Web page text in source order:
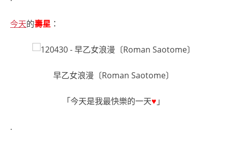
今天的壽星 ：
早乙女浪漫〔Roman Saotome〕
「今天是我最快樂的一天♥ 」
.